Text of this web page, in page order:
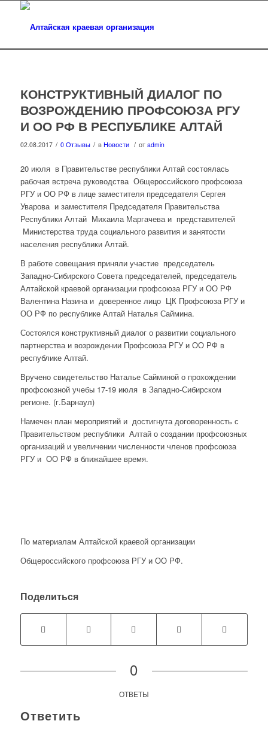
КОНСТРУКТИВНЫЙ ДИАЛОГ ПО
ВОЗРОЖДЕНИЮ ПРОФСОЮЗА РГУ
И ОО РФ В РЕСПУБЛИКЕ АЛТАЙ
02.08.2017 / 0 Отзывы / в Новости / от admin
20 июля в Правительстве республики Алтай состоялась
рабочая встреча руководства Общероссийского профсоюза
РГУ и ОО РФ в лице заместителя председателя Сергея
Уварова и заместителя Председателя Правительства
Республики Алтай Михаила Маргачева и представителей
Министерства труда социального развития и занятости
населения республики Алтай.
В работе совещания приняли участие председатель
Западно-Сибирского Совета председателей, председатель
Алтайской краевой организации профсоюза РГУ и ОО РФ
Валентина Назина и доверенное лицо ЦК Профсоюза РГУ и
ОО РФ по республике Алтай Наталья Саймина.
Состоялся конструктивный диалог о развитии социального
партнерства и возрождении Профсоюза РГУ и ОО РФ в
республике Алтай.
Вручено свидетельство Наталье Сайминой о прохождении
профсоюзной учебы 17-19 июля в Западно-Сибирском
регионе. (г.Барнаул)
Намечен план мероприятий и достигнута договоренность с
Правительством республики Алтай о создании профсоюзных
организаций и увеличении численности членов профсоюза
РГУ и ОО РФ в ближайшее время.
По материалам Алтайской краевой организации
Общероссийского профсоюза РГУ и ОО РФ.
Поделиться
0
ОТВЕТЫ
Ответить